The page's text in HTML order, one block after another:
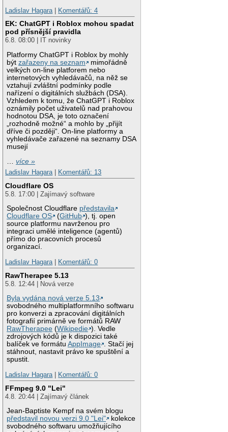
Ladislav Hagara | Komentářů: 4
EK: ChatGPT i Roblox mohou spadat
pod přísnější pravidla
6.8. 08:00 | IT novinky
Platformy ChatGPT i Roblox by mohly
býtzařazeny na seznam
mimořádně
velkých on-line platforem nebo
internetových vyhledávačů, na něž se
vztahují zvláštní podmínky podle
nařízení o digitálních službách (DSA).
Vzhledem k tomu, že ChatGPT i Roblox
oznámily počet uživatelů nad prahovou
hodnotou DSA, je toto označení
„rozhodně možné“ a mohlo by „přijít
dříve či později“. On-line platformy a
vyhledávače zařazené na seznamy DSA
musejí
…více »
Ladislav Hagara| Komentářů: 13
Cloudflare OS
5.8. 17:00 | Zajímavý software
Společnost Cloudflare představila
Cloudflare OS
(GitHub ), tj. open
source platformu navrženou pro
integraci umělé inteligence (agentů)
přímo do pracovních procesů
organizací.
Ladislav Hagara| Komentářů: 0
RawTherapee 5.13
5.8. 12:44 | Nová verze
Byla vydána nová verze 5.13
svobodného multiplatformního softwaru
pro konverzi a zpracování digitálních
fotografií primárně ve formátů RAW
RawTherapee (Wikipedie ). Vedle
zdrojových kódů je k dispozici také
balíček ve formátuAppImage . Stačí jej
stáhnout, nastavit právo ke spuštění a
spustit.
Ladislav Hagara| Komentářů: 0
FFmpeg 9.0 "Lei"
4.8. 20:44 | Zajímavý článek
Jean-Baptiste Kempf na svém blogu
představil novou verzi 9.0 "Lei"
kolekce
svobodného softwaru umožňujícího